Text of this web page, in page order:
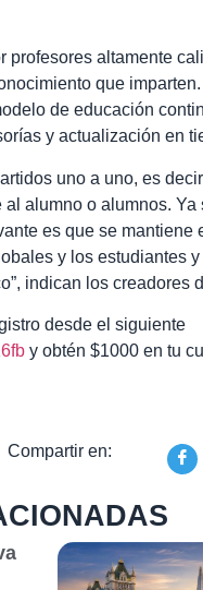
profesores altamente
que
de educación
y actualización en
uno a uno, es
alumno o alumnos. Ya
es que se mantiene
y los estudiantes
indican los creadores
desde el siguiente
y obtén $1000 en tu
Compartir en: